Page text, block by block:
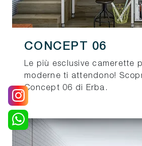
CONCEPT 06
Le più esclusive camerette
moderne ti attendono!
Concept 06 di Erba.